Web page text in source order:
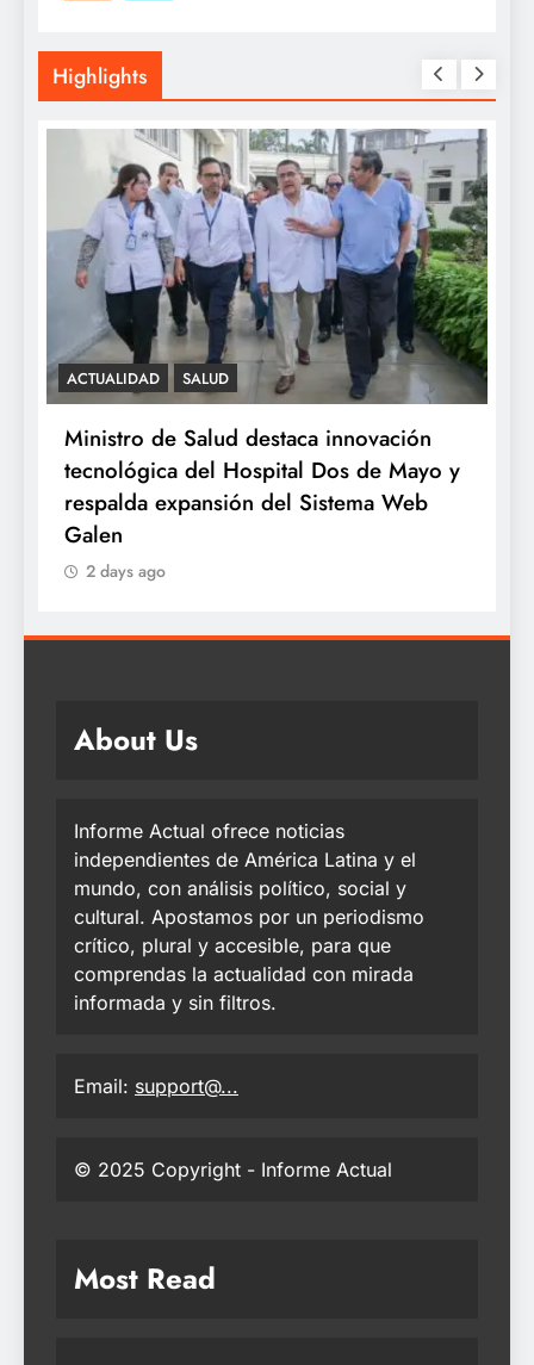
Highlights
SALUD
Minsa: INSN Breña extirpa tumor
ovárico de cuatro kilos a niña de tres
años proveniente de Chanchamayo
About Us
Informe Actual ofrece noticias
independientes de América Latina y el
mundo, con análisis político, social y
cultural. Apostamos por un periodismo
crítico, plural y accesible, para que
comprendas la actualidad con mirada
informada y sin filtros.
Email: support@...
© 2025 Copyright - Informe Actual
Most Read